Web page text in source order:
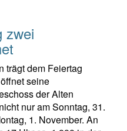
zwei
trägt dem Feiertag
seine
der Alten
nur am Sonntag, 31.
1. November. An